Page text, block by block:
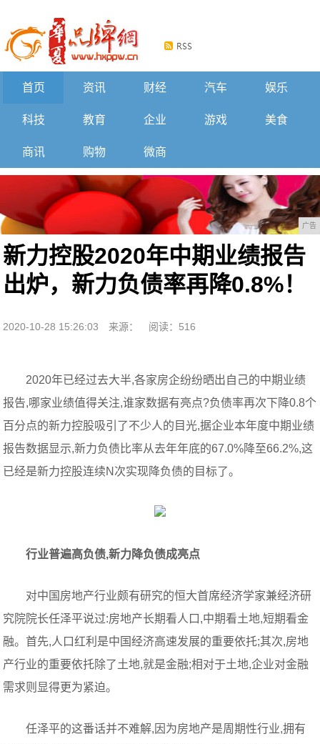
首页 资讯 财经 汽车 娱乐
科技 教育 企业 游戏 美食
商讯 购物 微商
广告
新力控股2020年中期业绩报告
出炉，新力负债率再降0.8%！
2020-10-28 15:26:03 来源： 阅读：516
2020年已经过去大半,各家房企纷纷晒出自己的中期业绩
报告,哪家业绩值得关注,谁家数据有亮点?负债率再次下降0.8个
百分点的新力控股吸引了不少人的目光,据企业本年度中期业绩
报告数据显示,新力负债比率从去年年底的67.0%降至66.2%,这
已经是新力控股连续N次实现降负债的目标了。
行业普遍高负债,新力 降负债成亮点
对中国房地产行业颇有研究的恒大首席经济学家兼经济研
究院院长任泽平说过:房地产长期看人口,中期看土地,短期看金
融。首先,人口红利是中国经济高速发展的重要依托;其次,房地
产行业的重要依托除了土地,就是金融;相对于土地,企业对金融
需求则显得更为紧迫。
任泽平的这番话并不难解,因为房地产是周期性行业,拥有